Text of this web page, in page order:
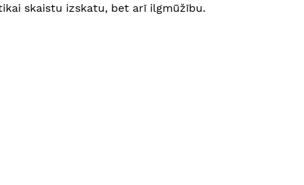
skaistu izskatu, bet arī ilgmūžību.